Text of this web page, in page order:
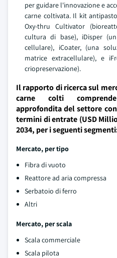
per guidare l'innovazione e
carne coltivata. Il kit
Oxy-thru Cultivator
cultura di base), iDisper
cellulare), iCoater, (una
matrice extracellulare), e
criopreservazione).
Il rapporto di ricerca sul
carne colti
approfondita del settore
termini di entrate (USD
2034, per i seguenti
Mercato, per tipo
Fibra di vuoto
Reattore ad aria compressa
Serbatoio di ferro
Altri
Mercato, per scala
Scala commerciale
Scala pilota